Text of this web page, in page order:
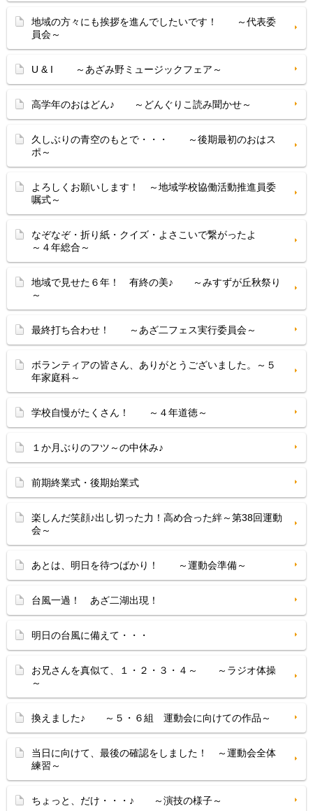
地域の方々にも挨拶を進んでしたいです！ ～代表委
員会～
U & I ～あざみ野ミュージックフェア～
高学年のおはどん♪ ～どんぐりこ読み聞かせ～
久しぶりの青空のもとで・・・ ～後期最初のおはス
ポ～
よろしくお願いします！ ～地域学校協働活動推進員委
嘱式～
なぞなぞ・折り紙・クイズ・よさこいで繋がったよ
～４年総合～
地域で見せた６年！ 有終の美♪ ～みすずが丘秋祭り
～
最終打ち合わせ！ ～あざ二フェス実行委員会～
ボランティアの皆さん、ありがとうございました。～５
年家庭科～
学校自慢がたくさん！ ～４年道徳～
１か月ぶりのフツ～の中休み♪
前期終業式・後期始業式
楽しんだ笑顔♪出し切った力！高め合った絆～第38回運動
会～
あとは、明日を待つばかり！ ～運動会準備～
台風一過！ あざ二湖出現！
明日の台風に備えて・・・
お兄さんを真似て、１・２・３・４～ ～ラジオ体操
～
換えました♪ ～５・６組 運動会に向けての作品～
当日に向けて、最後の確認をしました！ ～運動会全体
練習～
ちょっと、だけ・・・♪ ～演技の様子～